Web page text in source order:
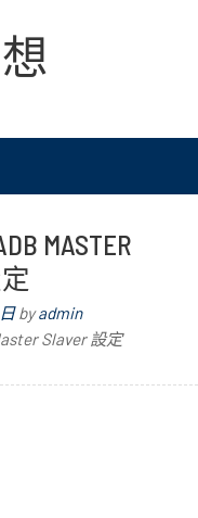
MASTER
byadmin
Slaver 設定